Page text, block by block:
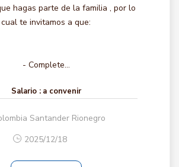
hagas parte de la familia , por lo
cual te invitamos a que:
- Complete...
Salario : a convenir
Santander Rionegro
2025/12/18